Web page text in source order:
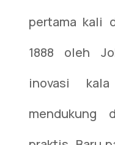
pertama kali
1888 oleh
inovasi
mendukung